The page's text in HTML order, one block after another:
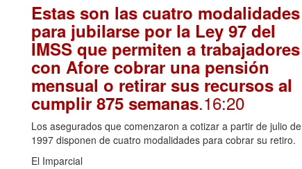
Estas son las cuatro modalidades
para jubilarse por la Ley 97 del
IMSS que permiten a trabajadores
con Afore cobrar una pensión
mensual o retirar sus recursos al
cumplir 875 semanas.16:20
Los asegurados que comenzaron a cotizar a partir de julio de
1997 disponen de cuatro modalidades para cobrar su retiro.
El Imparcial